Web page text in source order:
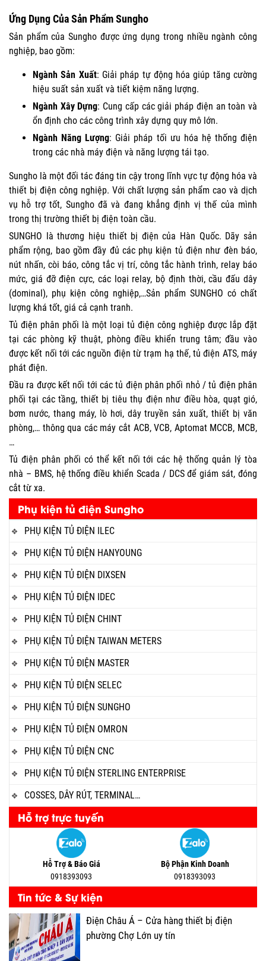
Phụ kiện tủ điện Sungho
PHỤ KIỆN TỦ ĐIỆN ILEC
PHỤ KIỆN TỦ ĐIỆN HANYOUNG
PHỤ KIỆN TỦ ĐIỆN DIXSEN
PHỤ KIỆN TỦ ĐIỆN IDEC
PHỤ KIỆN TỦ ĐIỆN CHINT
PHỤ KIỆN TỦ ĐIỆN TAIWAN METERS
PHỤ KIỆN TỦ ĐIỆN MASTER
PHỤ KIỆN TỦ ĐIỆN SELEC
PHỤ KIỆN TỦ ĐIỆN SUNGHO
PHỤ KIỆN TỦ ĐIỆN OMRON
PHỤ KIỆN TỦ ĐIỆN CNC
PHỤ KIỆN TỦ ĐIỆN STERLING ENTERPRISE
COSSES, DÂY RÚT, TERMINAL…
Hỗ trợ trực tuyến
Hỗ Trợ & Báo Giá
0918393093
Bộ Phận Kinh Doanh
0918393093
Tin tức & Sự kiện
Điện Châu Á – Cửa hàng thiết bị điện
phường Chợ Lớn uy tín
Ứng Dụng Của Sản Phẩm Sungho
Sản phẩm của Sungho được ứng dụng trong nhiều ngành công
nghiệp, bao gồm:
Ngành Sản Xuất: Giải pháp tự động hóa giúp tăng cường
hiệu suất sản xuất và tiết kiệm năng lượng.
Ngành Xây Dựng: Cung cấp các giải pháp điện an toàn và
ổn định cho các công trình xây dựng quy mô lớn.
Ngành Năng Lượng: Giải pháp tối ưu hóa hệ thống điện
trong các nhà máy điện và năng lượng tái tạo.
Sungho là một đối tác đáng tin cậy trong lĩnh vực tự động hóa và
thiết bị điện công nghiệp. Với chất lượng sản phẩm cao và dịch
vụ hỗ trợ tốt, Sungho đã và đang khẳng định vị thế của mình
trong thị trường thiết bị điện toàn cầu.
SUNGHO là thương hiệu thiết bị điện của Hàn Quốc. Dãy sản
phẩm rộng, bao gồm đầy đủ các phụ kiện tủ điện như đèn báo,
nút nhấn, còi báo, công tắc vị trí, công tắc hành trình, relay báo
mức, giá đỡ điện cực, các loại relay, bộ định thời, cầu đấu dây
(dominal), phụ kiện công nghiệp,…Sản phẩm SUNGHO có chất
lượng khá tốt, giá cả cạnh tranh.
Tủ điện phân phối là một loại tủ điện công nghiệp được lắp đặt
tại các phòng kỹ thuật, phòng điều khiển trung tâm; đầu vào
được kết nối tới các nguồn điện từ trạm hạ thế, tủ điện ATS, máy
phát điện.
Đầu ra được kết nối tới các tủ điện phân phối nhỏ / tủ điện phân
phối tại các tầng, thiết bị tiêu thụ điện như điều hòa, quạt gió,
bơm nước, thang máy, lò hơi, dây truyền sản xuất, thiết bị văn
phòng,… thông qua các máy cắt ACB, VCB, Aptomat MCCB, MCB,
…
Tủ điện phân phối có thể kết nối tới các hệ thống quản lý tòa
nhà – BMS, hệ thống điều khiển Scada / DCS để giám sát, đóng
cắt từ xa.